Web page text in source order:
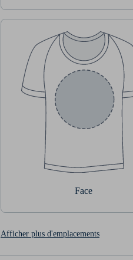
Face
Afficher plus d'emplacements